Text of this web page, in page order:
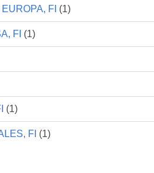
FI (1)
FI (1)
(1)
FI (1)